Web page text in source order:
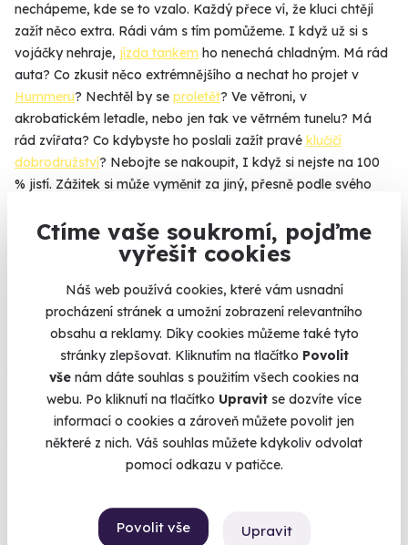
Ctíme vaše soukromí, pojďme
vyřešit cookies
Náš web používá cookies, které vám usnadní
procházení stránek a umožní zobrazení relevantního
obsahu a reklamy. Díky cookies můžeme také tyto
stránky zlepšovat. Kliknutím na tlačítko Povolit
vše nám dáte souhlas s použitím všech cookies na
webu. Po kliknutí na tlačítko Upravit se dozvíte více
informací o cookies a zároveň můžete povolit jen
některé z nich. Váš souhlas můžete kdykoliv odvolat
pomocí odkazu v patičce.
Povolit vše Upravit
nechápeme, kde se to vzalo. Každý přece ví, že kluci chtějí
zažít něco extra. Rádi vám s tím pomůžeme. I když už si s
vojáčky nehraje, jízda tankem ho nenechá chladným. Má rád
auta? Co zkusit něco extrémnějšího a nechat ho projet v
Hummeru? Nechtěl by se proletět? Ve větroni, v
akrobatickém letadle, nebo jen tak ve větrném tunelu? Má
rád zvířata? Co kdybyste ho poslali zažít pravé klučičí
dobrodružství? Nebojte se nakoupit, I když si nejste na 100
% jistí. Zážitek si může vyměnit za jiný, přesně podle svého
Naheureka.cz máme
96% spokojenost zákazníků.
Co si o nás myslí
Jeden nikdy neví. Máme nejvyšší